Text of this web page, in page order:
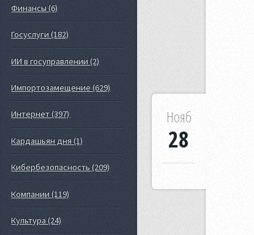
Финансы (6)
Госуслуги (182)
ИИ в госуправлении (2)
Импортозамещение (629)
Интернет (397)
Кардашьян дня (1)
Кибербезопасность (209)
Компании (119)
Культура (24)
Нояб
28